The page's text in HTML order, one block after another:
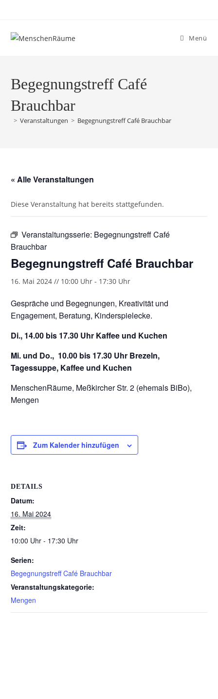
Menü
Begegnungstreff Café
Brauchbar
> Veranstaltungen > Begegnungstreff Café Brauchbar
« Alle Veranstaltungen
Diese Veranstaltung hat bereits stattgefunden.
Veranstaltungsserie: Begegnungstreff Café
Brauchbar
Begegnungstreff Café Brauchbar
16. Mai 2024 // 10:00 Uhr - 17:30 Uhr
Gespräche und Begegnungen, Kreativität und
Engagement, Beratung, Kinderspielecke.
Di., 14.00 bis 17.30 Uhr Kaffee und Kuchen
Mi. und Do., 10.00 bis 17.30 Uhr Brezeln,
Tagessuppe, Kaffee und Kuchen
MenschenRäume, Meßkircher Str. 2 (ehemals BiBo),
Mengen
Zum Kalender hinzufügen
DETAILS
Datum:
16. Mai 2024
Zeit:
10:00 Uhr - 17:30 Uhr
Serien:
Begegnungstreff Café Brauchbar
Veranstaltungskategorie:
Mengen